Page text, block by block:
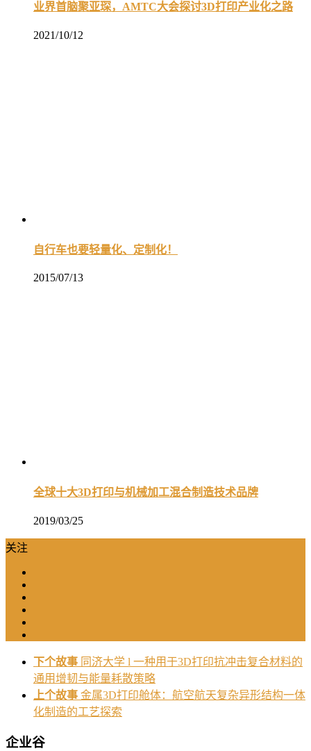
业界首脑聚亚琛，AMTC大会探讨3D打印产业化之路
2021/10/12
自行车也要轻量化、定制化！
2015/07/13
全球十大3D打印与机械加工混合制造技术品牌
2019/03/25
关注
下个故事 同济大学 l 一种用于3D打印抗冲击复合材料的
通用增韧与能量耗散策略
上个故事 金属3D打印舱体：航空航天复杂异形结构一体
化制造的工艺探索
企业谷